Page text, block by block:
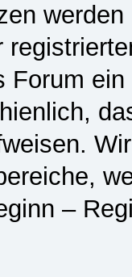
Forum
–